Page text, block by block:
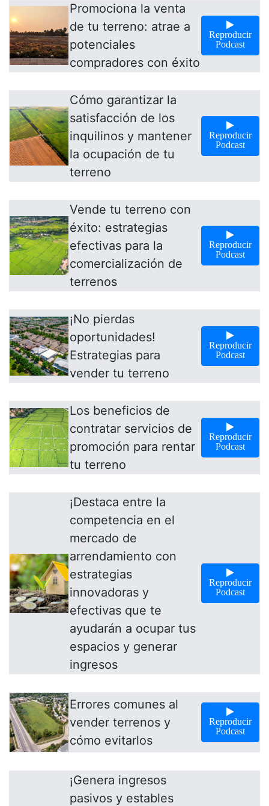
Promociona la venta
de tu terreno: atrae a
potenciales
compradores con éxito
Reproducir
Podcast
Cómo garantizar la
satisfacción de los
inquilinos y mantener
la ocupación de tu
terreno
Reproducir
Podcast
Vende tu terreno con
éxito: estrategias
efectivas para la
comercialización de
terrenos
Reproducir
Podcast
¡No pierdas
oportunidades!
Estrategias para
vender tu terreno
Reproducir
Podcast
Los beneficios de
contratar servicios de
promoción para rentar
tu terreno
Reproducir
Podcast
¡Destaca entre la
competencia en el
mercado de
arrendamiento con
estrategias
innovadoras y
efectivas que te
ayudarán a ocupar tus
espacios y generar
ingresos
Reproducir
Podcast
Errores comunes al
vender terrenos y
cómo evitarlos
Reproducir
Podcast
¡Genera ingresos
pasivos y estables